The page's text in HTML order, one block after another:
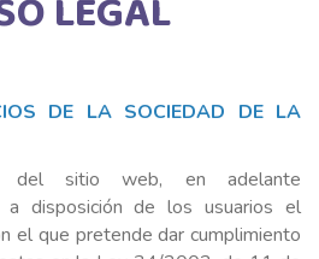
LEGAL
DE LA SOCIEDAD DE LA
del sitio web, en adelante
a disposición de los usuarios el
el que pretende dar cumplimiento